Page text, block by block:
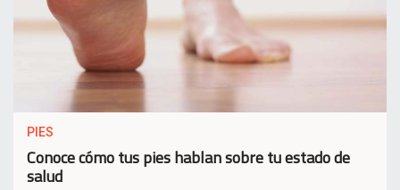
PIES
Conoce cómo tus pies hablan sobre tu estado de
salud